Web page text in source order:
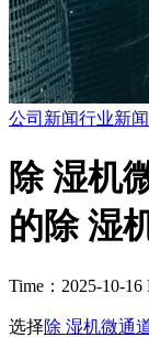
公司新闻行业新闻
除 湿机
的除 湿
Time：2025-10-16
选择除 湿机微通